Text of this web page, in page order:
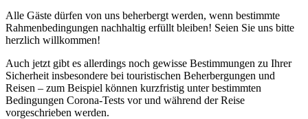
Alle Gäste dürfen von uns beherbergt werden, wenn bestimmte
Rahmenbedingungen nachhaltig erfüllt bleiben! Seien Sie uns bitte
herzlich willkommen!
Auch jetzt gibt es allerdings noch gewisse Bestimmungen zu Ihrer
Sicherheit insbesondere bei touristischen Beherbergungen und
Reisen – zum Beispiel können kurzfristig unter bestimmten
Bedingungen Corona-Tests vor und während der Reise
vorgeschrieben werden.